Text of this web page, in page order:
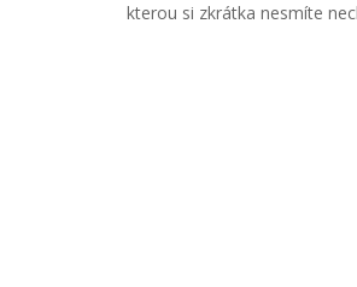
kterou si zkrátka nesmíte